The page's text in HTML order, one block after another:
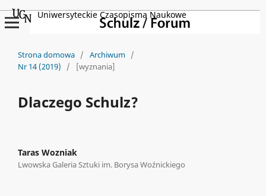
Uniwersyteckie Czasopisma Naukowe
Strona domowa / Archiwum /
Nr 14 (2019)
/ [wyznania]
Dlaczego Schulz?
Taras Wozniak
Lwowska Galeria Sztuki im. Borysa Woźnickiego